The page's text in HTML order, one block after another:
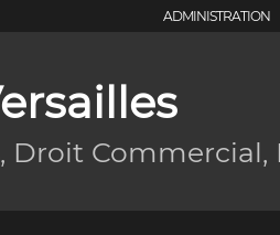
ADMINISTRATION
Droit